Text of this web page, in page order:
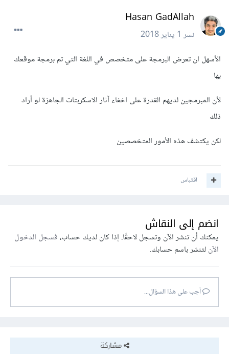
Hasan GadAllah
نشر1 يناير 2018
الأسهل ان تعرض البرمجة على متخصص في اللغة التي تم برمجة موقعك
بها
لأن المبرمجين لديهم القدرة على اخفاء آثار الاسكربتات الجاهزة لو أراد
ذلك
لكن يكتشف هذه الأمور المتخصصين
اقتباس
انضم إلى النقاش
يمكنك أن تنشر الآن وتسجل لاحقًا. إذا كان لديك حساب،فسجل الدخول
الآنلتنشر باسم حسابك.
أجب على هذا السؤال...
مشاركة